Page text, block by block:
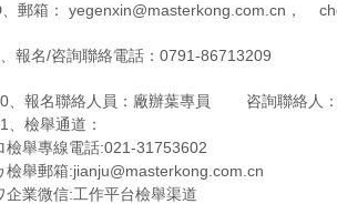
、郵箱： yegenxin@masterkong.com.cn，
報名/咨詢聯絡電話：0791-86713209
、報名聯絡人員：廠辦葉專員 咨詢聯絡人：
、檢舉通道：
檢舉專線電話:021-31753602
檢舉郵箱:jianju@masterkong.com.cn
企業微信:工作平台檢舉渠道